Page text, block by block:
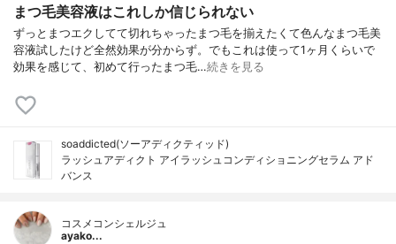
まつ毛美容液はこれしか信じられない
ずっとまつエクしてて切れちゃったまつ毛を揃えたくて色んなまつ毛美
容液試したけど全然効果が分からず。でもこれは使って1ヶ月くらいで
効果を感じて、初めて行ったまつ毛…続きを見る
soaddicted(ソーアディクティッド)
ラッシュアディクト アイラッシュコンディショニングセラム アド
バンス
コスメコンシェルジュ
ayako...